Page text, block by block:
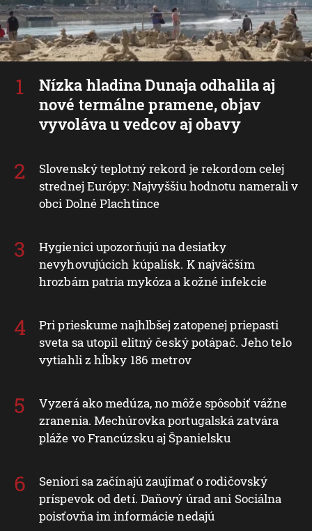
Nízka hladina Dunaja odhalila aj
nové termálne pramene, objav
vyvoláva u vedcov aj obavy
Slovenský teplotný rekord je rekordom celej
strednej Európy: Najvyššiu hodnotu namerali v
obci Dolné Plachtince
Hygienici upozorňujú na desiatky
nevyhovujúcich kúpalísk. K najväčším
hrozbám patria mykóza a kožné infekcie
Pri prieskume najhlbšej zatopenej priepasti
sveta sa utopil elitný český potápač. Jeho telo
vytiahli z hĺbky 186 metrov
Vyzerá ako medúza, no môže spôsobiť vážne
zranenia. Mechúrovka portugalská zatvára
pláže vo Francúzsku aj Španielsku
Seniori sa začínajú zaujímať o rodičovský
príspevok od detí. Daňový úrad ani Sociálna
poisťovňa im informácie nedajú